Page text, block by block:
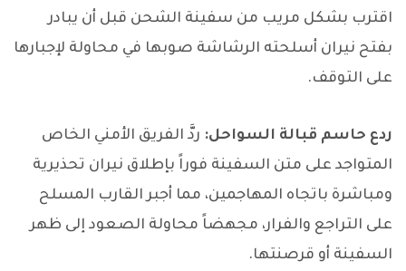
اقترب بشكل مريب من سفينة الشحن قبل أن يبادر
بفتح نيران أسلحته الرشاشة صوبها في محاولة لإجبارها
على التوقف.
ردع حاسم قبالة السواحل: ردَّ الفريق الأمني الخاص
المتواجد على متن السفينة فوراً بإطلاق نيران تحذيرية
ومباشرة باتجاه المهاجمين، مما أجبر القارب المسلح
على التراجع والفرار، مجهضاً محاولة الصعود إلى ظهر
السفينة أو قرصنتها.